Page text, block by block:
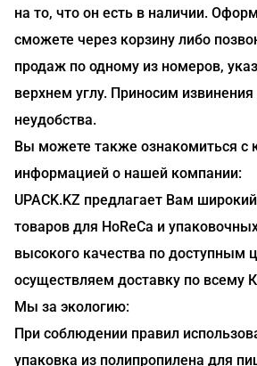
на то, что он есть в наличии.
сможете через корзину либо
продаж по одному из номеров,
верхнем углу. Приносим
неудобства.
Вы можете также ознакомиться с
информацией о нашей компании:
UPACK.KZ предлагает Вам
товаров для HoReCa и
высокого качества по доступным
осуществляем доставку по всему
Мы за экологию:
При соблюдении правил
упаковка из полипропилена для